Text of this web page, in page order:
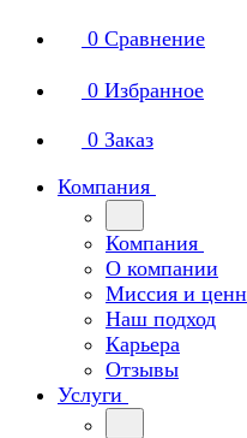
0 Сравнение
0 Избранное
0 Заказ
Компания
Компания
О компании
Миссия и
Наш подход
Карьера
Отзывы
Услуги